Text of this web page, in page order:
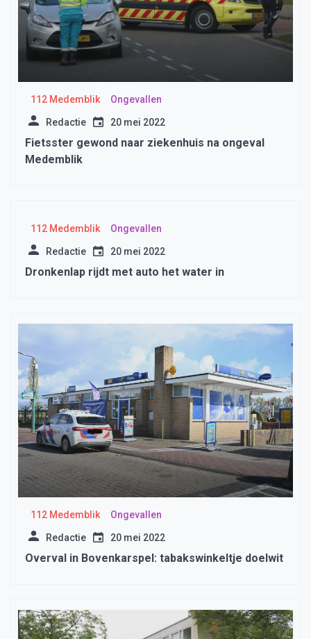
112 Medemblik Ongevallen
Redactie 20 mei 2022
Fietsster gewond naar ziekenhuis na ongeval
Medemblik
112 Medemblik Ongevallen
Redactie 20 mei 2022
Dronkenlap rijdt met auto het water in
112 Medemblik Ongevallen
Redactie 20 mei 2022
Overval in Bovenkarspel: tabakswinkeltje doelwit